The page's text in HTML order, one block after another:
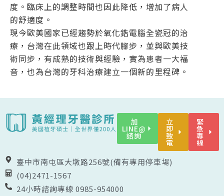
度。臨床上的調整時間也因此降低，增加了病人
的舒適度。
現今歐美國家已經趨勢於氧化鋯電腦全瓷冠的治
療，台灣在此領域也跟上時代腳步，並與歐美技
術同步，有成熟的技術與經驗，實為患者一大福
音，也為台灣的牙科治療建立一個新的里程碑。
加
LINE@
諮詢
立
即
致
電
緊
急
專
線
臺中市南屯區大墩路256號(備有專用停車場)
(04)2471-1567
24小時諮詢專線 0985-954000